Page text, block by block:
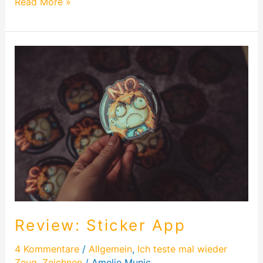
Review: Sticker App
4 Kommentare / Allgemein, Ich teste mal wieder